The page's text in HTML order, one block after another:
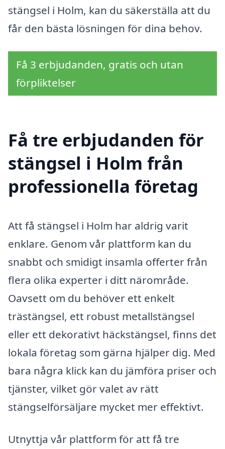
stängsel i Holm, kan du säkerställa att du
får den bästa lösningen för dina behov.
Få 3 erbjudanden, gratis och utan
förpliktelser
Få tre erbjudanden för
stängsel i Holm från
professionella företag
Att få stängsel i Holm har aldrig varit
enklare. Genom vår plattform kan du
snabbt och smidigt insamla offerter från
flera olika experter i ditt närområde.
Oavsett om du behöver ett enkelt
trästängsel, ett robust metallstängsel
eller ett dekorativt häckstängsel, finns det
lokala företag som gärna hjälper dig. Med
bara några klick kan du jämföra priser och
tjänster, vilket gör valet av rätt
stängselförsäljare mycket mer effektivt.
Utnyttja vår plattform för att få tre